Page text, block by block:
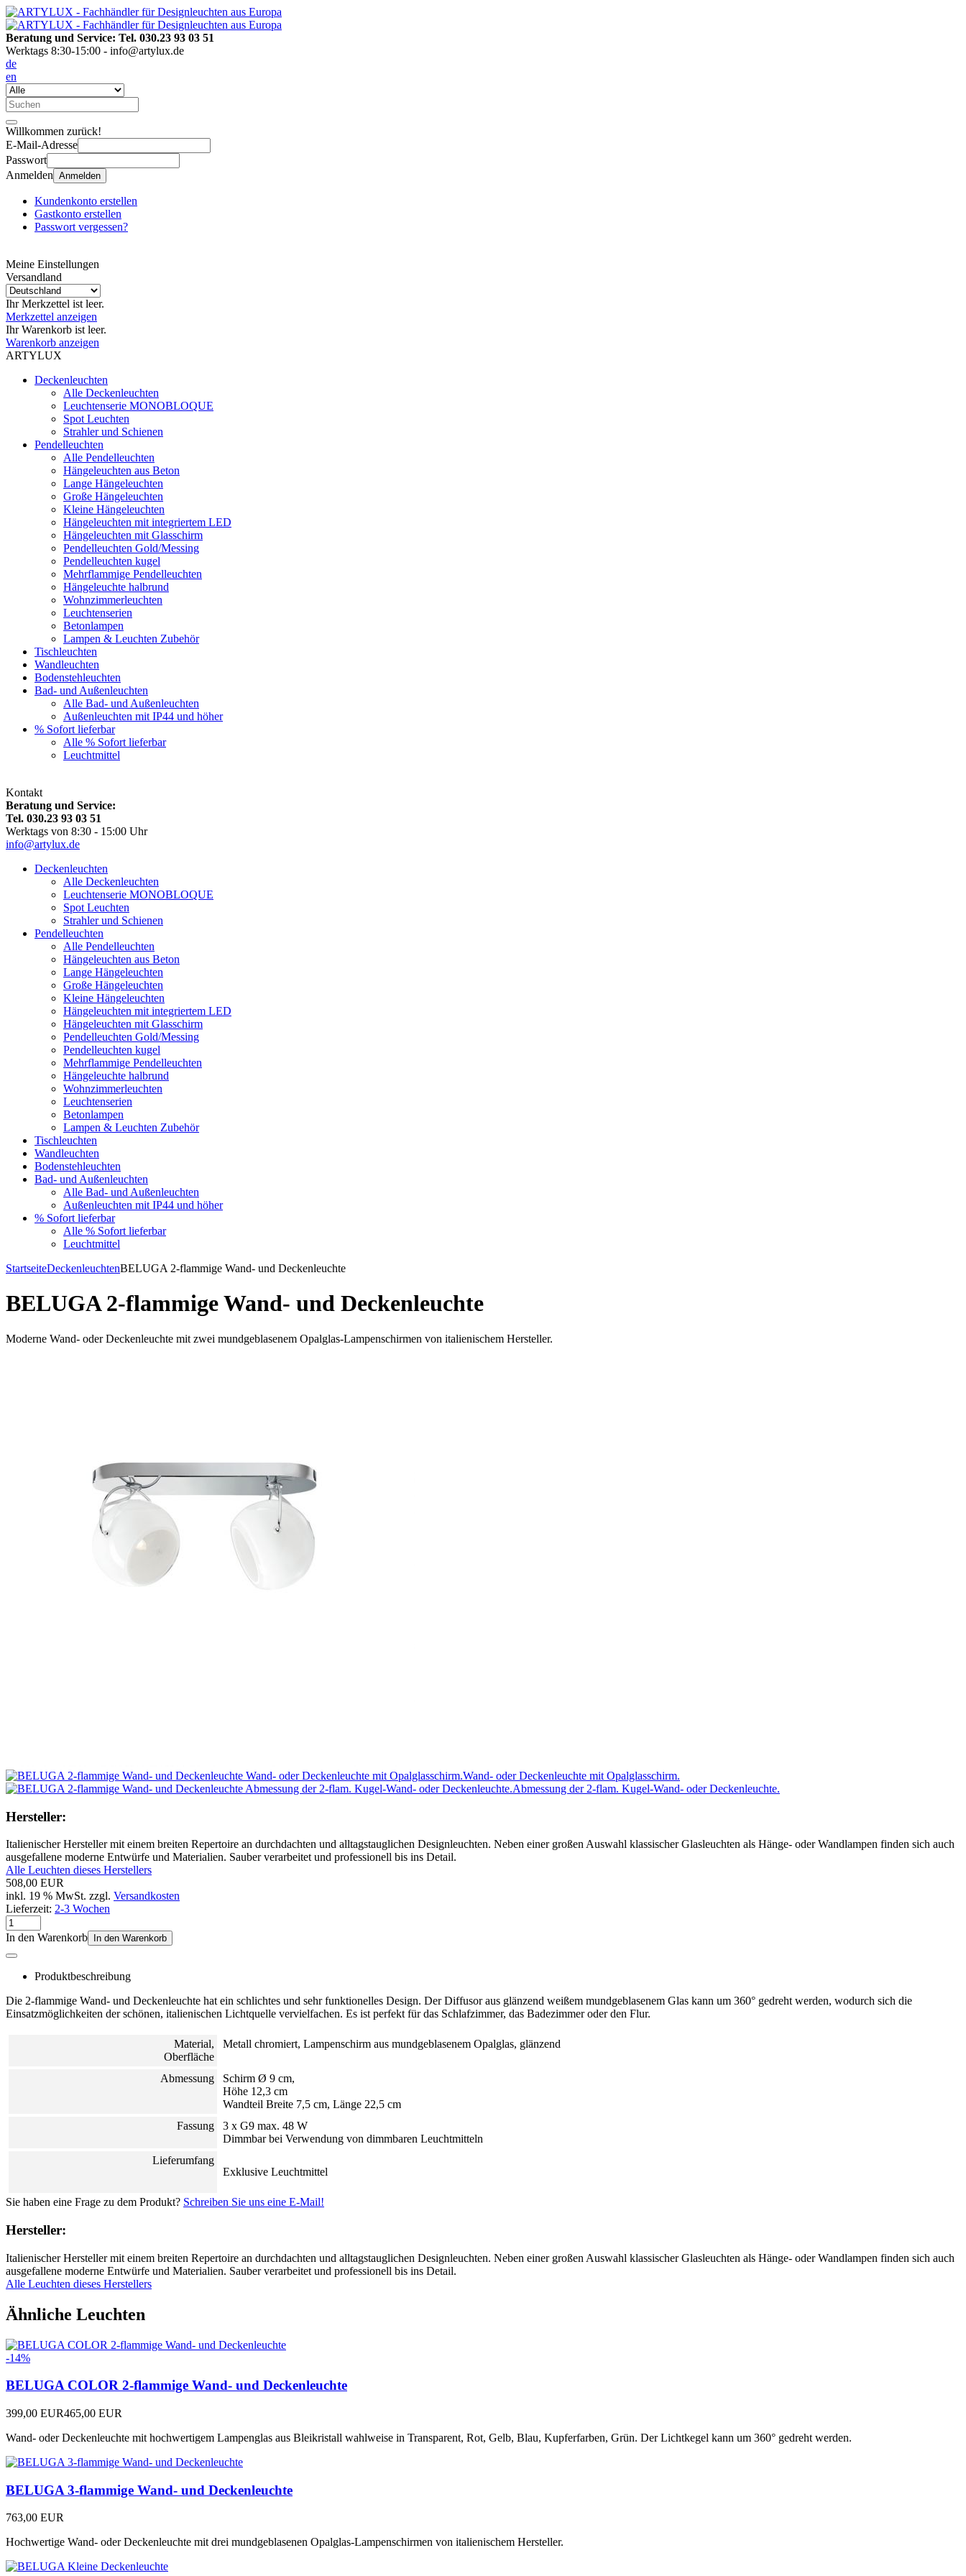
Beratung und Service: Tel. 030.23 93 03 51
Werktags 8:30-15:00 - info@artylux.de
de
en
Willkommen zurück!
E-Mail-Adresse
Passwort
Anmelden Anmelden
Kundenkonto erstellen
Gastkonto erstellen
Passwort vergessen?
Meine Einstellungen
Versandland
Ihr Merkzettel ist leer.
Merkzettel anzeigen
Ihr Warenkorb ist leer.
Warenkorb anzeigen
ARTYLUX
Deckenleuchten
Alle Deckenleuchten
Leuchtenserie MONOBLOQUE
Spot Leuchten
Strahler und Schienen
Pendelleuchten
Alle Pendelleuchten
Hängeleuchten aus Beton
Lange Hängeleuchten
Große Hängeleuchten
Kleine Hängeleuchten
Hängeleuchten mit integriertem LED
Hängeleuchten mit Glasschirm
Pendelleuchten Gold/Messing
Pendelleuchten kugel
Mehrflammige Pendelleuchten
Hängeleuchte halbrund
Wohnzimmerleuchten
Leuchtenserien
Betonlampen
Lampen & Leuchten Zubehör
Tischleuchten
Wandleuchten
Bodenstehleuchten
Bad- und Außenleuchten
Alle Bad- und Außenleuchten
Außenleuchten mit IP44 und höher
% Sofort lieferbar
Alle % Sofort lieferbar
Leuchtmittel
Kontakt
Beratung und Service:
Tel. 030.23 93 03 51
Werktags von 8:30 - 15:00 Uhr
info@artylux.de
Deckenleuchten
Alle Deckenleuchten
Leuchtenserie MONOBLOQUE
Spot Leuchten
Strahler und Schienen
Pendelleuchten
Alle Pendelleuchten
Hängeleuchten aus Beton
Lange Hängeleuchten
Große Hängeleuchten
Kleine Hängeleuchten
Hängeleuchten mit integriertem LED
Hängeleuchten mit Glasschirm
Pendelleuchten Gold/Messing
Pendelleuchten kugel
Mehrflammige Pendelleuchten
Hängeleuchte halbrund
Wohnzimmerleuchten
Leuchtenserien
Betonlampen
Lampen & Leuchten Zubehör
Tischleuchten
Wandleuchten
Bodenstehleuchten
Bad- und Außenleuchten
Alle Bad- und Außenleuchten
Außenleuchten mit IP44 und höher
% Sofort lieferbar
Alle % Sofort lieferbar
Leuchtmittel
StartseiteDeckenleuchtenBELUGA 2-flammige Wand- und Deckenleuchte
BELUGA 2-flammige Wand- und Deckenleuchte
Moderne Wand- oder Deckenleuchte mit zwei mundgeblasenem Opalglas-Lampenschirmen von italienischem Hersteller.
Wand- oder Deckenleuchte mit Opalglasschirm.
Abmessung der 2-flam. Kugel-Wand- oder Deckenleuchte.
Hersteller:
Italienischer Hersteller mit einem breiten Repertoire an durchdachten und alltagstauglichen Designleuchten. Neben einer großen Auswahl klassischer Glasleuchten als Hänge- oder Wandlampen finden sich auch
ausgefallene moderne Entwürfe und Materialien. Sauber verarbeitet und professionell bis ins Detail.
Alle Leuchten dieses Herstellers
508,00 EUR
inkl. 19 % MwSt. zzgl. Versandkosten
Lieferzeit: 2-3 Wochen
In den Warenkorb In den Warenkorb
Produktbeschreibung
Die 2-flammige Wand- und Deckenleuchte hat ein schlichtes und sehr funktionelles Design. Der Diffusor aus glänzend weißem mundgeblasenem Glas kann um 360° gedreht werden, wodurch sich die
Einsatzmöglichkeiten der schönen, italienischen Lichtquelle vervielfachen. Es ist perfekt für das Schlafzimmer, das Badezimmer oder den Flur.
Material,
Oberfläche
Metall chromiert, Lampenschirm aus mundgeblasenem Opalglas, glänzend
Abmessung
Schirm Ø 9 cm,
Höhe 12,3 cm
Wandteil Breite 7,5 cm, Länge 22,5 cm
Fassung
3 x G9 max. 48 W
Dimmbar bei Verwendung von dimmbaren Leuchtmitteln
Lieferumfang
Exklusive Leuchtmittel
Sie haben eine Frage zu dem Produkt? Schreiben Sie uns eine E-Mail!
Hersteller:
Italienischer Hersteller mit einem breiten Repertoire an durchdachten und alltagstauglichen Designleuchten. Neben einer großen Auswahl klassischer Glasleuchten als Hänge- oder Wandlampen finden sich auch
ausgefallene moderne Entwürfe und Materialien. Sauber verarbeitet und professionell bis ins Detail.
Alle Leuchten dieses Herstellers
Ähnliche Leuchten
-14%
BELUGA COLOR 2-flammige Wand- und Deckenleuchte
399,00 EUR465,00 EUR
Wand- oder Deckenleuchte mit hochwertigem Lampenglas aus Bleikristall wahlweise in Transparent, Rot, Gelb, Blau, Kupferfarben, Grün. Der Lichtkegel kann um 360° gedreht werden.
BELUGA 3-flammige Wand- und Deckenleuchte
763,00 EUR
Hochwertige Wand- oder Deckenleuchte mit drei mundgeblasenen Opalglas-Lampenschirmen von italienischem Hersteller.